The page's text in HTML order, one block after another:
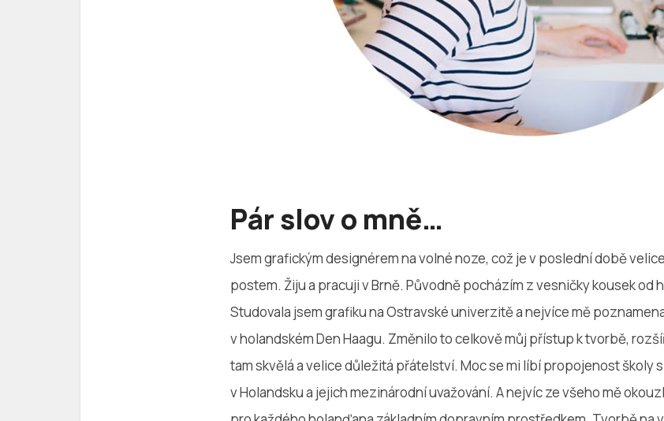
Pár slov o mně…
Jsem grafickým designérem na volné noze, což je v poslední době
postem. Žiju a pracuji v Brně. Původně pocházím z vesničky kousek od
Studovala jsem grafiku na Ostravské univerzitě a nejvíce mě
v holandském Den Haagu. Změnilo to celkově můj přístup k tvorbě,
tam skvělá a velice důležitá přátelství. Moc se mi líbí propojenost školy
v Holandsku a jejich mezinárodní uvažování. A nejvíc ze všeho mě